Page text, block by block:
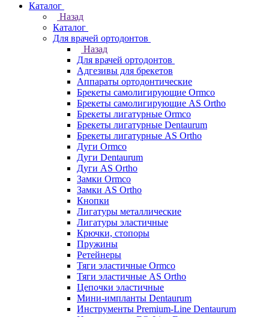
Каталог
Назад
Каталог
Для врачей ортодонтов
Назад
Для врачей ортодонтов
Адгезивы для брекетов
Аппараты ортодонтические
Брекеты самолигирующие Ormco
Брекеты самолигирующие AS Ortho
Брекеты лигатурные Ormco
Брекеты лигатурные Dentaurum
Брекеты лигатурные AS Ortho
Дуги Ormco
Дуги Dentaurum
Дуги AS Ortho
Замки Ormco
Замки AS Ortho
Кнопки
Лигатуры металлические
Лигатуры эластичные
Крючки, стопоры
Пружины
Ретейнеры
Тяги эластичные Ormco
Тяги эластичные AS Ortho
Цепочки эластичные
Мини-импланты Dentaurum
Инструменты Premium-Line Dentaurum